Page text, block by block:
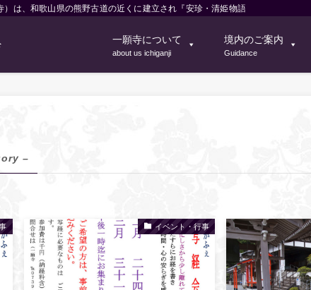
は、和歌山県の熊野古道の近くに建立され『安珍・清姫物語』の清姫の菩提寺
一願寺について
about us ichiganji
境内のご案内
Guidance
–
イベント・行事